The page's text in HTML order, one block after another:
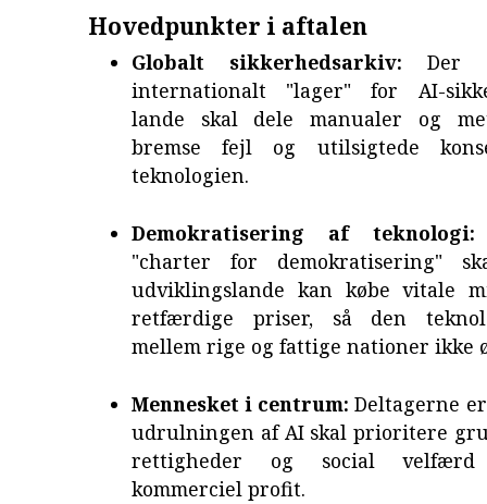
Hovedpunkter i aftalen
Globalt sikkerhedsarkiv: Der
internationalt "lager" for AI-
lande skal dele manualer og
bremse fejl og utilsigtede
teknologien.
Demokratisering af teknologi:
"charter for demokratisering"
udviklingslande kan købe vitale
retfærdige priser, så den
mellem rige og fattige nationer ikke
Mennesket i centrum: Deltagerne
udrulningen af AI skal prioritere
rettigheder og social
kommerciel profit.